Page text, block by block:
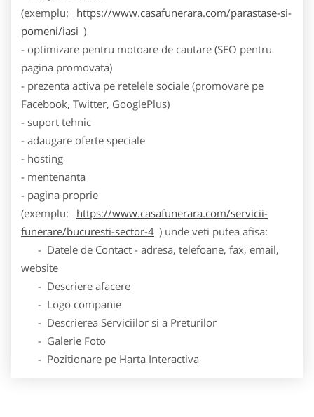
(exemplu:
https://www.casafunerara.com/parastase-si-
pomeni/iasi )
- optimizare pentru motoare de cautare (SEO pentru
pagina promovata)
- prezenta activa pe retelele sociale (promovare pe
Facebook, Twitter, GooglePlus)
- suport tehnic
- adaugare oferte speciale
- hosting
- mentenanta
- pagina proprie
(exemplu:
https://www.casafunerara.com/servicii-
funerare/bucuresti-sector-4 ) unde veti putea afisa:
- Datele de Contact - adresa, telefoane, fax, email,
website
- Descriere afacere
- Logo companie
- Descrierea Serviciilor si a Preturilor
- Galerie Foto
- Pozitionare pe Harta Interactiva